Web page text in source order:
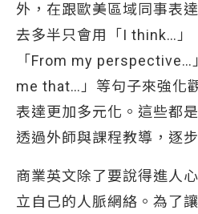
外，在跟歐美區域同事表
去多半只會用「I think…」
「From my
me that…」等句子來強化
表達更加多元化。這些都
透過外師與課程教導，逐
商業英文除了要說得進人
立自己的人脈網絡。為了